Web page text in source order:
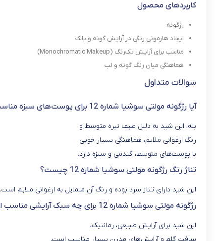
کاربردهای محصول
رژگونه
ایجاد هارمونی رنگی در آرایش گونه و پلک
مناسب برای آرایش تک‌رنگ (Monochromatic Makeup)
هماهنگی میان رنگ گونه و لب
سوالات متداول
آیا رژگونه مولتی سوشیا شماره 12 برای پوست‌های سبزه مناسب است؟
بله، این شید به دلیل طیف تیره متوسط و
رنگ ارغوانی ملایم، هماهنگی بسیار خوبی
با پوست‌های متوسط، گندمی و سبزه دارد.
تناژ رنگ رژگونه مولتی سوشیا شماره 12 چیست؟
این شید دارای تناژ سرد بوده و رنگ آن متمایل به ارغوانی ملایم است.
رژگونه مولتی سوشیا شماره 12 برای چه سبک آرایشی مناسب است؟
این شید برای آرایش طبیعی، رمانتیک،